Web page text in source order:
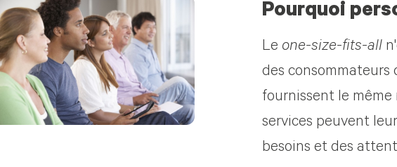
Pourquoi
Le one-size-fits-all
des consommateurs
fournissent le
services peuvent
besoins et des